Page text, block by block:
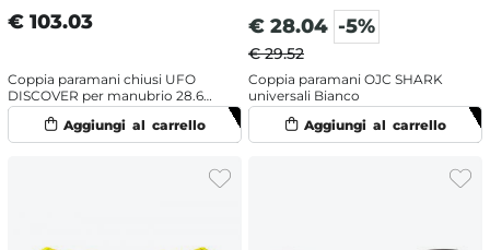
€ 103.03
Coppia paramani chiusi UFO
DISCOVER per manubrio 28.6
mm Blu
€ 28.04 -5%
€ 29.52
Coppia paramani OJC SHARK
universali Bianco